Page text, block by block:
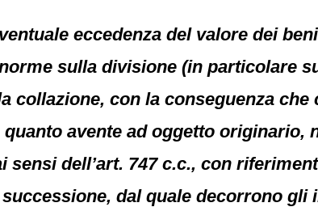
eccedenza del valore dei
sulla divisione (in particolare
collazione, con la conseguenza
avente ad oggetto originario,
dell’art. 747 c.c., con
dal quale decorrono gli